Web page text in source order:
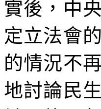
實後，中
定立法會
的情況不
地討論民